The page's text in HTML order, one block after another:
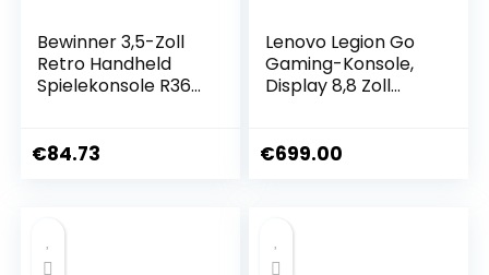
Bewinner 3,5-Zoll
Retro Handheld
Spielekonsole R36s,
Linux/Garlic
(128G)
€84.73
Lenovo Legion Go
Gaming-Konsole,
Display 8,8 Zoll
Extreme, 16 GB
€699.00